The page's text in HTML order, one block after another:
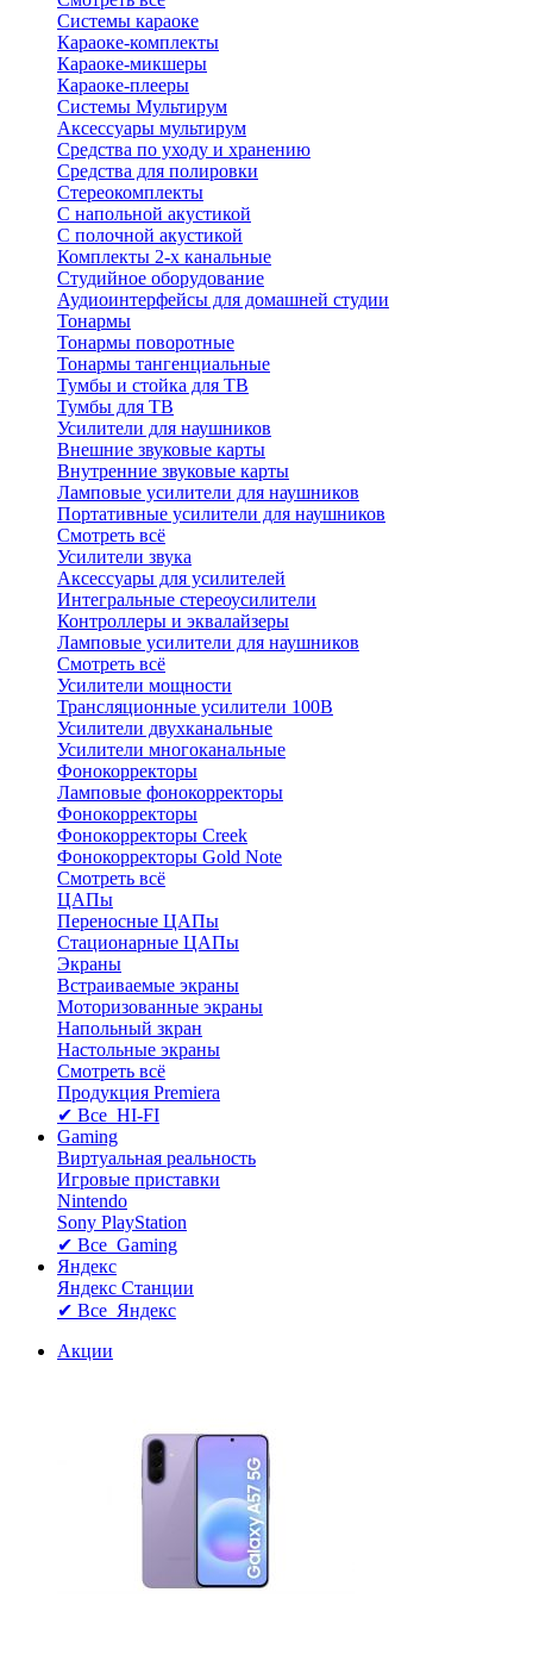
Системы караоке
Караоке-комплекты
Караоке-микшеры
Караоке-плееры
Системы Мультирум
Аксессуары мультирум
Средства по уходу и хранению
Средства для полировки
Стереокомплекты
C напольной акустикой
C полочной акустикой
Комплекты 2-х канальные
Студийное оборудование
Аудиоинтерфейсы для домашней студии
Тонармы
Тонармы поворотные
Тонармы тангенциальные
Тумбы и стойка для ТВ
Тумбы для ТВ
Усилители для наушников
Внешние звуковые карты
Внутренние звуковые карты
Ламповые усилители для наушников
Портативные усилители для наушников
Смотреть всё
Усилители звука
Аксессуары для усилителей
Интегральные стереоусилители
Контроллеры и эквалайзеры
Ламповые усилители для наушников
Смотреть всё
Усилители мощности
Трансляционные усилители 100В
Усилители двухканальные
Усилители многоканальные
Фонокорректоры
Ламповые фонокорректоры
Фонокорректоры
Фонокорректоры Creek
Фонокорректоры Gold Note
Смотреть всё
ЦАПы
Переносные ЦАПы
Стационарные ЦАПы
Экраны
Встраиваемые экраны
Моторизованные экраны
Напольный зкран
Настольные экраны
Смотреть всё
Продукция Premiera
✔ Все HI-FI
Gaming
Виртуальная реальность
Игровые приставки
Nintendo
Sony PlayStation
✔ Все Gaming
Яндекс
Яндекс Станции
✔ Все Яндекс
Акции